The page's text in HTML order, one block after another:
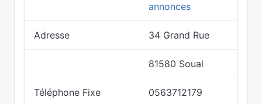
annonces
Adresse 34 Grand Rue
81580 Soual
Téléphone Fixe 0563712179